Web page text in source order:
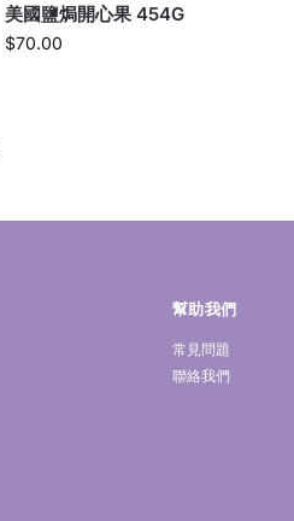
美國鹽焗開心果 454G
$70.00
幫助我們
常見問題
聯絡我們